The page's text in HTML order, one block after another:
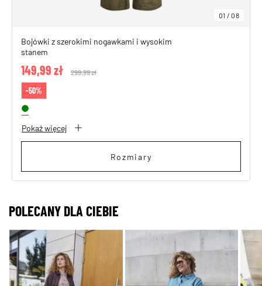
01 /08
Bojówki z szerokimi nogawkami i wysokim
stanem
Price reduced from
299,99 zł
149,99 zł
-50%
Pokaż więcej
Rozmiary
POLECANY DLA CIEBIE